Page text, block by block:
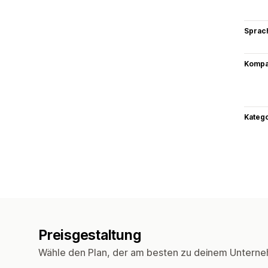
Preisgestaltung
Wähle den Plan, der am besten zu deinem